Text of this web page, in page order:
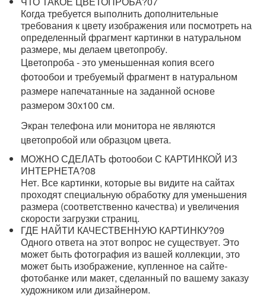
Когда требуется выполнить дополнительные
требования к цвету изображения или посмотреть на
определенный фрагмент картинки в натуральном
размере, мы делаем цветопробу.
Цветопроба - это уменьшенная копия всего
фотообои и требуемый фрагмент в натуральном
размере напечатанные на заданной основе
размером 30х100 см.
Экран телефона или монитора не являются
цветопробой или образцом цвета.
МОЖНО СДЕЛАТЬ фотообои С КАРТИНКОЙ ИЗ
ИНТЕРНЕТА?08
Нет. Все картинки, которые вы видите на сайтах
проходят специальную обработку для уменьшения
размера (соответственно качества) и увеличения
скорости загрузки страниц.
ГДЕ НАЙТИ КАЧЕСТВЕННУЮ КАРТИНКУ?09
Одного ответа на этот вопрос не существует. Это
может быть фотография из вашей коллекции, это
может быть изображение, купленное на сайте-
фотобанке или макет, сделанный по вашему заказу
художником или дизайнером.